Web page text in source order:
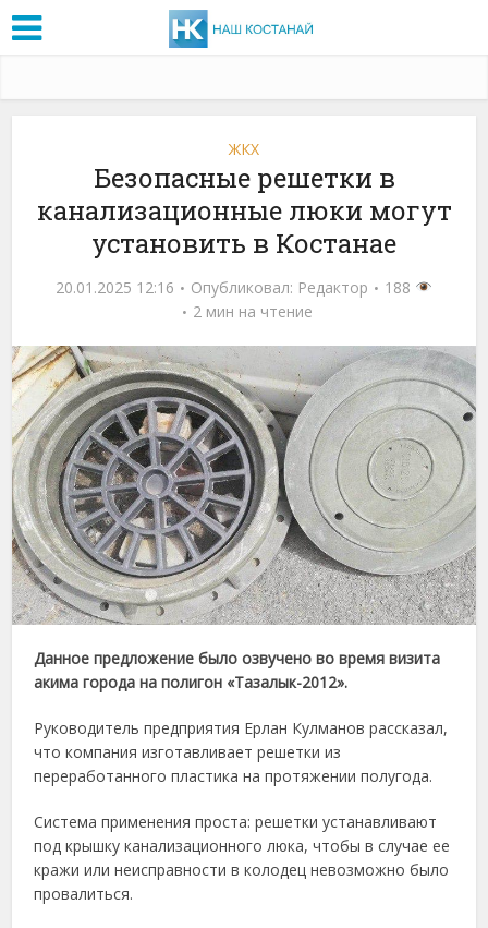
ЖКХ
Безопасные решетки в
канализационные люки могут
установить в Костанае
20.01.2025 12:16 Опубликовал: Редактор
188
2 мин на чтение
Данное предложение было озвучено во время визита
акима города на полигон «Тазалык-2012».
Руководитель предприятия Ерлан Кулманов рассказал,
что компания изготавливает решетки из
переработанного пластика на протяжении полугода.
Система применения проста: решетки устанавливают
под крышку канализационного люка, чтобы в случае ее
кражи или неисправности в колодец невозможно было
провалиться.